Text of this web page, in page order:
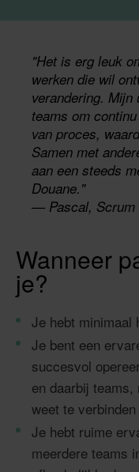
Samen met
professionals
ontwikkeling van
organisatie. Je
maar levert ook
bredere keten.
politiek-
initiatief en
organisatie,
in ontwikkeling
direct merkbaar.
Je werkt hybride
"Het is erg leuk
werken die wil
verandering. Mijn
teams om
van proces,
Samen met
aan een steeds
Douane."
— Pascal, Scrum
Wanneer
je?
Je hebt minimaal
Je bent een
succesvol
en daarbij
weet te
Je hebt ruime
meerdere teams